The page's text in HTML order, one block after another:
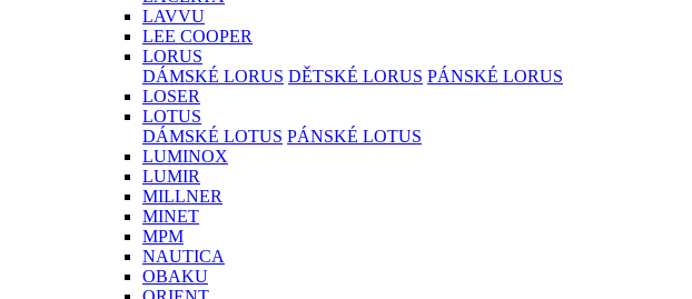
LAVVU
LEE COOPER
LORUS
DÁMSKÉ LORUS DĚTSKÉ LORUS PÁNSKÉ LORUS
LOSER
LOTUS
DÁMSKÉ LOTUS PÁNSKÉ LOTUS
LUMINOX
LUMIR
MILLNER
MINET
MPM
NAUTICA
OBAKU